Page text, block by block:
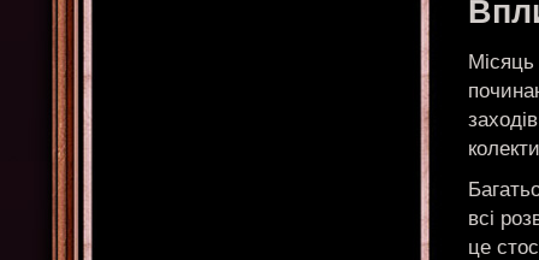
всі
це